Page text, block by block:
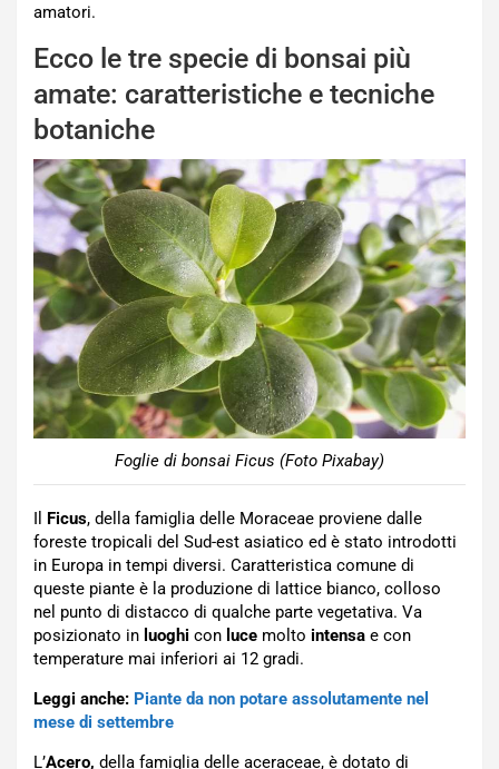
amatori.
Ecco le tre specie di bonsai più
amate: caratteristiche e tecniche
botaniche
Foglie di bonsai Ficus (Foto Pixabay)
Ficus, della famiglia delle Moraceae proviene dalle
foreste tropicali del Sud-est asiatico ed è stato introdotti
in Europa in tempi diversi. Caratteristica comune di
queste piante è la produzione di lattice bianco, colloso
nel punto di distacco di qualche parte vegetativa. Va
posizionato in luoghi con luce molto intensa e con
temperature mai inferiori ai 12 gradi.
Leggi anche: Piante da non potare assolutamente nel
mese di settembre
L’Acero, della famiglia delle aceraceae, è dotato di